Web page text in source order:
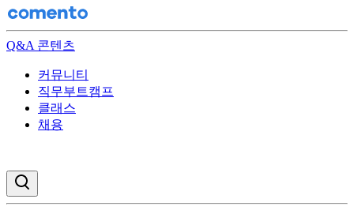
Q&A 콘텐츠
커뮤니티
직무부트캠프
클래스
채용